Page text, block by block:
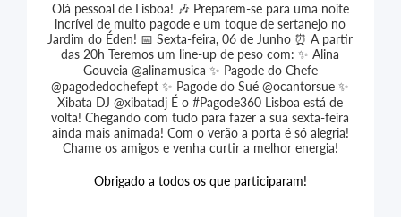
Olá pessoal de Lisboa! 🎶 Preparem-se para uma noite
incrível de muito pagode e um toque de sertanejo no
Jardim do Éden! 📅 Sexta-feira, 06 de Junho ⏰ A partir
das 20h Teremos um line-up de peso com: ✨ Alina
Gouveia @alinamusica ✨ Pagode do Chefe
@pagodedochefept ✨ Pagode do Sué @ocantorsue ✨
Xibata DJ @xibatadj É o #Pagode360 Lisboa está de
volta! Chegando com tudo para fazer a sua sexta-feira
ainda mais animada! Com o verão a porta é só alegria!
Chame os amigos e venha curtir a melhor energia!
Obrigado a todos os que participaram!